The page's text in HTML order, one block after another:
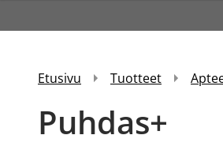
Etusivu Tuotteet
Puhdas+